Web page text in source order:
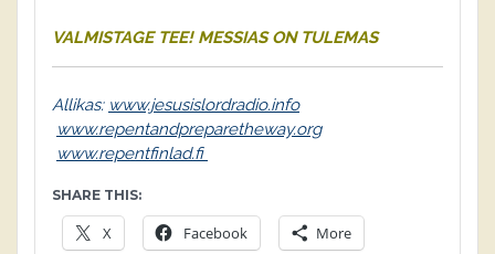
VALMISTAGE TEE! MESSIAS ON TULEMAS
Allikas: www.jesusislordradio.info
www.repentandpreparetheway.org
www.repentfinlad.fi
SHARE THIS:
X Facebook More